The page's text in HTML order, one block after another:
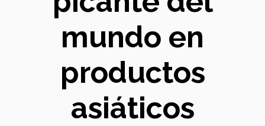
mundo en
productos
asiáticos